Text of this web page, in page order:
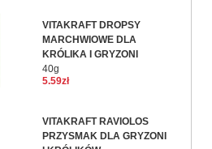
VITAKRAFT DROPSY
MARCHWIOWE DLA
KRÓLIKA I GRYZONI
40g
5.59zł
VITAKRAFT RAVIOLOS
PRZYSMAK DLA GRYZONI